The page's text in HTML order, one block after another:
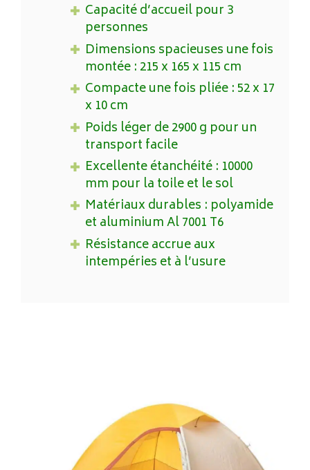
Capacité d’accueil pour 3
personnes
Dimensions spacieuses une fois
montée : 215 x 165 x 115 cm
Compacte une fois pliée : 52 x 17
x 10 cm
Poids léger de 2900 g pour un
transport facile
Excellente étanchéité : 10000
mm pour la toile et le sol
Matériaux durables : polyamide
et aluminium Al 7001 T6
Résistance accrue aux
intempéries et à l’usure